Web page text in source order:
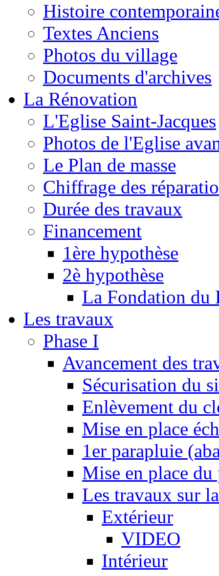
Histoire
Textes Anciens
Photos du village
Documents d'archives
La Rénovation
L'Eglise Saint-Jacques
Photos de l'Eglise
Le Plan de masse
Chiffrage des
Durée des travaux
Financement
1ère hypothèse
2è hypothèse
La Fondation du
Les travaux
Phase I
Avancement des
Sécurisation du
Enlèvement du
Mise en place
1er parapluie
Mise en place
Les travaux sur
Extérieur
VIDEO
Intérieur